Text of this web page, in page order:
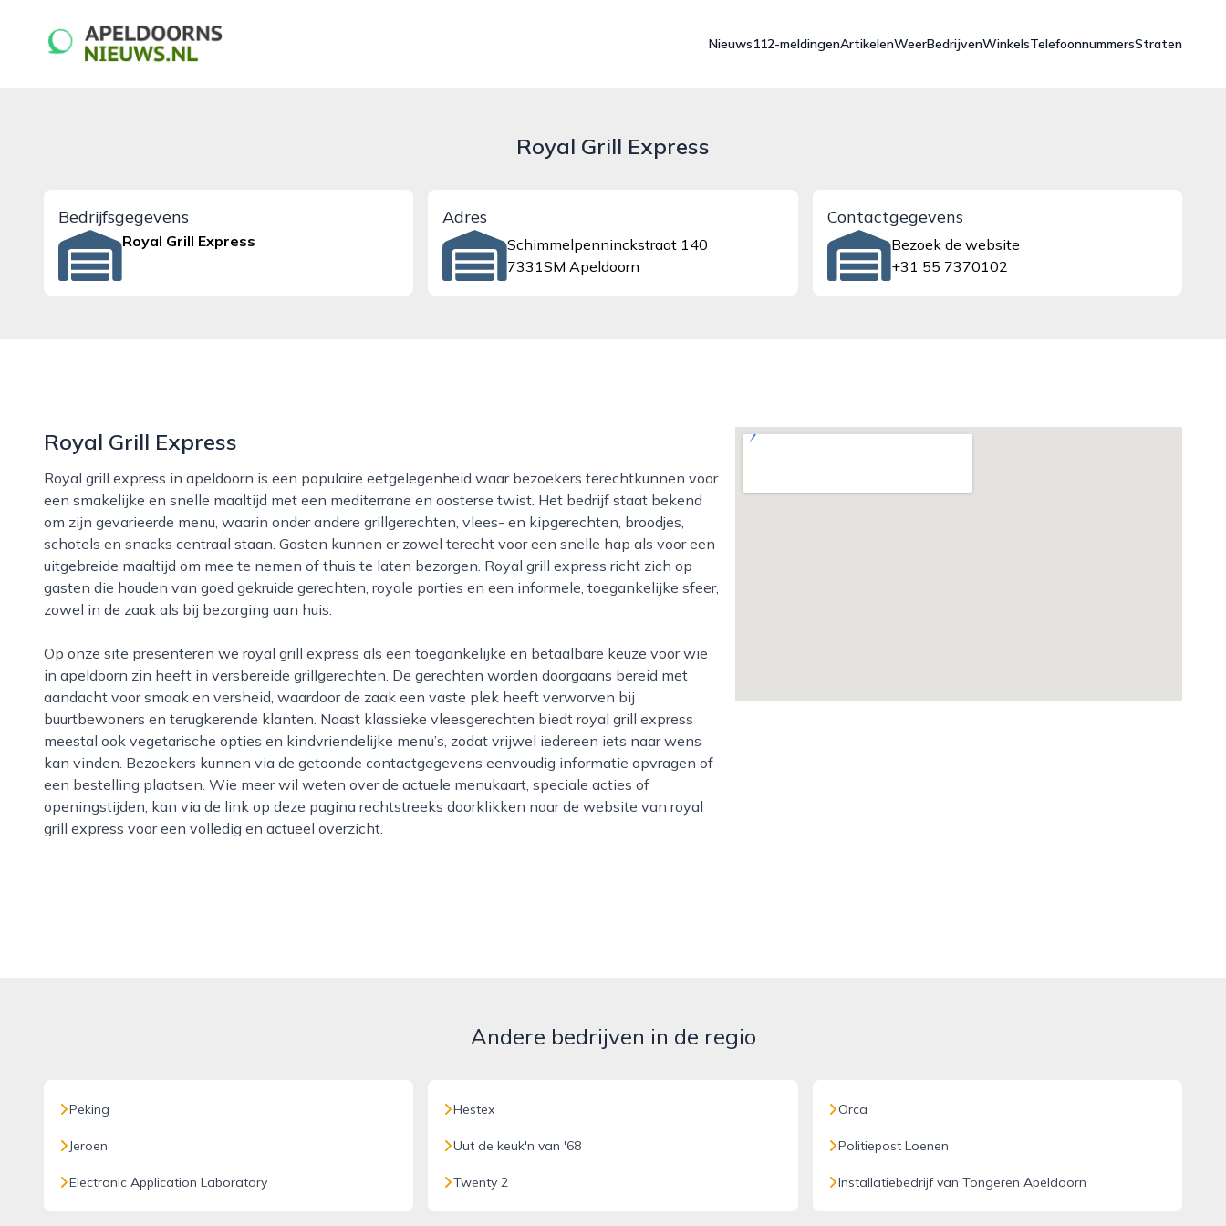
apeldoornsnieuws.nl
Nieuws112-meldingenArtikelenWeerBedrijvenWinkelsTelefoonnummersStraten
Royal Grill Express
Bedrijfsgegevens
Royal Grill Express
Adres
Schimmelpenninckstraat 140
7331SM Apeldoorn
Contactgegevens
Bezoek de website
+31 55 7370102
Royal Grill Express
Royal grill express in apeldoorn is een populaire eetgelegenheid waar bezoekers terechtkunnen voor
een smakelijke en snelle maaltijd met een mediterrane en oosterse twist. Het bedrijf staat bekend
om zijn gevarieerde menu, waarin onder andere grillgerechten, vlees- en kipgerechten, broodjes,
schotels en snacks centraal staan. Gasten kunnen er zowel terecht voor een snelle hap als voor een
uitgebreide maaltijd om mee te nemen of thuis te laten bezorgen. Royal grill express richt zich op
gasten die houden van goed gekruide gerechten, royale porties en een informele, toegankelijke sfeer,
zowel in de zaak als bij bezorging aan huis.
Op onze site presenteren we royal grill express als een toegankelijke en betaalbare keuze voor wie
in apeldoorn zin heeft in versbereide grillgerechten. De gerechten worden doorgaans bereid met
aandacht voor smaak en versheid, waardoor de zaak een vaste plek heeft verworven bij
buurtbewoners en terugkerende klanten. Naast klassieke vleesgerechten biedt royal grill express
meestal ook vegetarische opties en kindvriendelijke menu’s, zodat vrijwel iedereen iets naar wens
kan vinden. Bezoekers kunnen via de getoonde contactgegevens eenvoudig informatie opvragen of
een bestelling plaatsen. Wie meer wil weten over de actuele menukaart, speciale acties of
openingstijden, kan via de link op deze pagina rechtstreeks doorklikken naar de website van royal
grill express voor een volledig en actueel overzicht.
Andere bedrijven in de regio
Peking
Jeroen
Electronic Application Laboratory
Hestex
Uut de keuk'n van '68
Twenty 2
Orca
Politiepost Loenen
Installatiebedrijf van Tongeren Apeldoorn